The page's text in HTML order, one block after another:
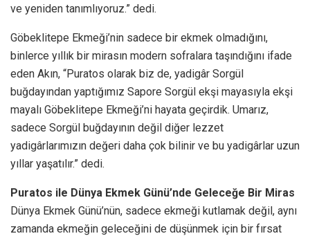
ve yeniden tanımlıyoruz.” dedi.
Göbeklitepe Ekmeği’nin sadece bir ekmek olmadığını,
binlerce yıllık bir mirasın modern sofralara taşındığını ifade
eden Akın, “Puratos olarak biz de, yadigâr Sorgül
buğdayından yaptığımız Sapore Sorgül ekşi mayasıyla ekşi
mayalı Göbeklitepe Ekmeği’ni hayata geçirdik. Umarız,
sadece Sorgül buğdayının değil diğer lezzet
yadigârlarımızın değeri daha çok bilinir ve bu yadigârlar uzun
yıllar yaşatılır.” dedi.
Puratos ile Dünya Ekmek Günü’nde Geleceğe Bir Miras
Dünya Ekmek Günü’nün, sadece ekmeği kutlamak değil, aynı
zamanda ekmeğin geleceğini de düşünmek için bir fırsat